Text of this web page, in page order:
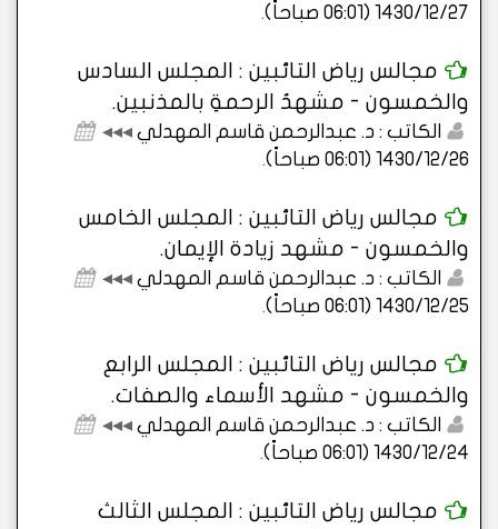
1430/12/27 (06:01 صباحاً)
.
مجالس رياض التائبين : المجلس السادس
والخمسون - مشهدُ الرحمةِ بالمذنبين.
الكاتب : د. عبدالرحمن قاسم المهدلي ◂◂◂
1430/12/26 (06:01 صباحاً)
.
مجالس رياض التائبين : المجلس الخامس
والخمسون - مشهد زيادة الإيمان.
الكاتب : د. عبدالرحمن قاسم المهدلي ◂◂◂
1430/12/25 (06:01 صباحاً)
.
مجالس رياض التائبين : المجلس الرابع
والخمسون - مشهد الأسماء والصفات.
الكاتب : د. عبدالرحمن قاسم المهدلي ◂◂◂
1430/12/24 (06:01 صباحاً)
.
مجالس رياض التائبين : المجلس الثالث